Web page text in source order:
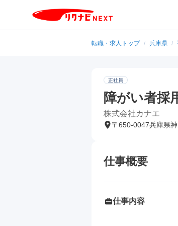
転職・求人トップ / 兵庫県 /
正社員
障がい者採
株式会社カナエ
〒650-0047兵庫県
仕事概要
仕事内容